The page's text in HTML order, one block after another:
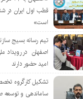
قطب اول ایران در
است»
تیم رسانه بسیج
اصفهان در رویداد
امید حضور دارند
تشکیل کارگروه
ساماندهی و توسعه